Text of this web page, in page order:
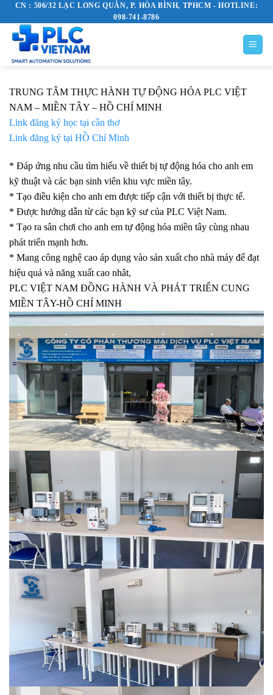
Skip
to
content
CN : 506/32 LẠC LONG QUÂN, P. HÒA BÌNH, TPHCM - HOTLINE:
098-741-8786
TRUNG TÂM THỰC HÀNH TỰ ĐỘNG HÓA PLC VIỆT
NAM – MIỀN TÂY – HỒ CHÍ MINH
Link đăng ký học tại cần thơ
Link đăng ký tại HỒ Chí Minh
* Đáp ứng nhu cầu tìm hiểu về thiết bị tự động hóa cho anh em
kỹ thuật và các bạn sinh viên khu vực miền tây.
* Tạo điều kiện cho anh em được tiếp cận với thiết bị thực tế.
* Được hướng dẫn từ các bạn kỹ sư của PLC Việt Nam.
* Tạo ra sân chơi cho anh em tự động hóa miền tây cùng nhau
phát triển mạnh hơn.
* Mang công nghệ cao áp dụng vào sản xuất cho nhà máy để đạt
hiệu quả và năng xuất cao nhât,
PLC VIỆT NAM ĐỒNG HÀNH VÀ PHÁT TRIỂN CUNG
MIỀN TÂY-HỒ CHÍ MINH